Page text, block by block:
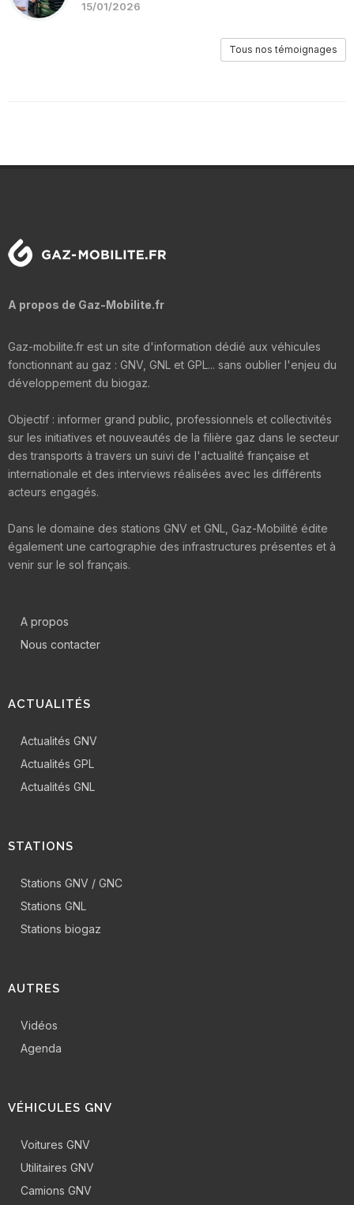
15/01/2026
Tous nos témoignages
A propos de Gaz-Mobilite.fr
Gaz-mobilite.fr est un site d'information dédié aux véhicules
fonctionnant au gaz : GNV, GNL et GPL... sans oublier l'enjeu du
développement du biogaz.
Objectif : informer grand public, professionnels et collectivités
sur les initiatives et nouveautés de la filière gaz dans le secteur
des transports à travers un suivi de l'actualité française et
internationale et des interviews réalisées avec les différents
acteurs engagés.
Dans le domaine des stations GNV et GNL, Gaz-Mobilité édite
également une cartographie des infrastructures présentes et à
venir sur le sol français.
A propos
Nous contacter
ACTUALITÉS
Actualités GNV
Actualités GPL
Actualités GNL
STATIONS
Stations GNV / GNC
Stations GNL
Stations biogaz
AUTRES
Vidéos
Agenda
VÉHICULES GNV
Voitures GNV
Utilitaires GNV
Camions GNV